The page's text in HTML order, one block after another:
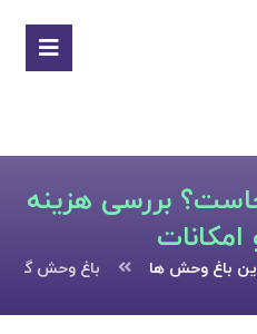
بررسی هزینه
باغ وحش ها باغ وحش